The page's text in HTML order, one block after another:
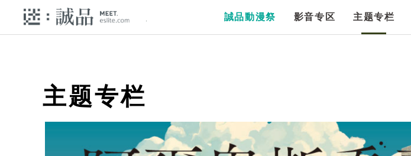
誠品動漫祭 影音专区 主题专栏
主题专栏